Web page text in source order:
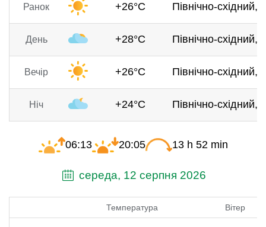
Ранок +26°C Північно-східний,
День +28°C Північно-східний,
Вечір +26°C Північно-східний,
Ніч +24°C Північно-східний,
06:13 20:05 13 h 52 min
середа, 12 серпня 2026
Температура Вітер